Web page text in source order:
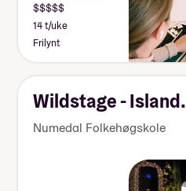
14 t/uke
Frilynt
Wildstage - Island.
Numedal Folkehøgskole